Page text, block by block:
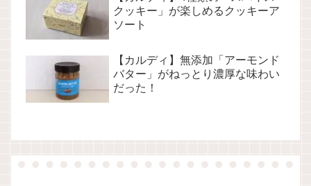
クッキー」が楽しめるクッキーア
ソート
【カルディ】無添加「アーモンド
バター」がねっとり濃厚な味わい
だった！